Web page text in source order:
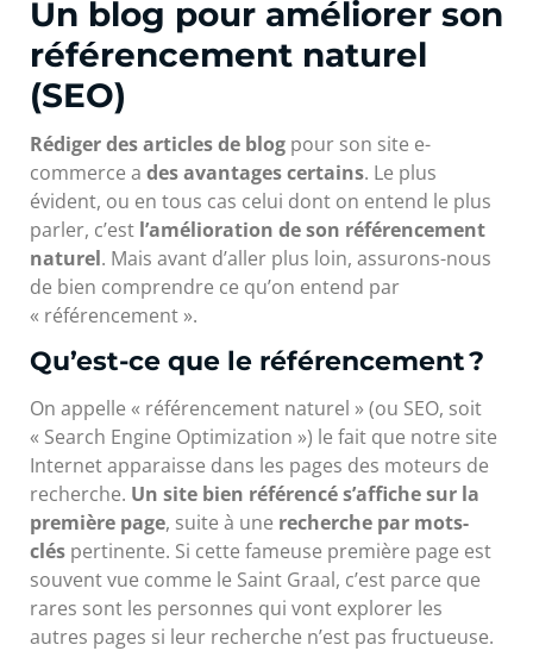
Un blog pour améliorer son
référencement naturel
(SEO)
Rédiger des articles de blog pour son site e-
commerce a des avantages certains. Le plus
évident, ou en tous cas celui dont on entend le plus
parler, c’est l’amélioration de son référencement
naturel. Mais avant d’aller plus loin, assurons-nous
de bien comprendre ce qu’on entend par
« référencement ».
Qu’est-ce que le référencement ?
On appelle « référencement naturel » (ou SEO, soit
« Search Engine Optimization ») le fait que notre site
Internet apparaisse dans les pages des moteurs de
recherche. Un site bien référencé s’affiche sur la
première page, suite à une recherche par mots-
clés pertinente. Si cette fameuse première page est
souvent vue comme le Saint Graal, c’est parce que
rares sont les personnes qui vont explorer les
autres pages si leur recherche n’est pas fructueuse.